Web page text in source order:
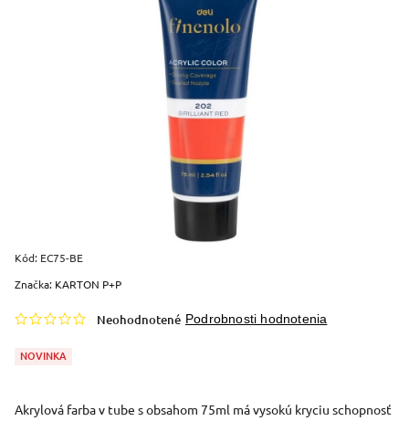
Kód: EC75-BE
NOVINKA
Neohodnotené Podrobnosti hodnotenia
Akrylová farba v tube s obsahom 75ml má vysokú kryciu schopnosť
Značka: KARTON P+P